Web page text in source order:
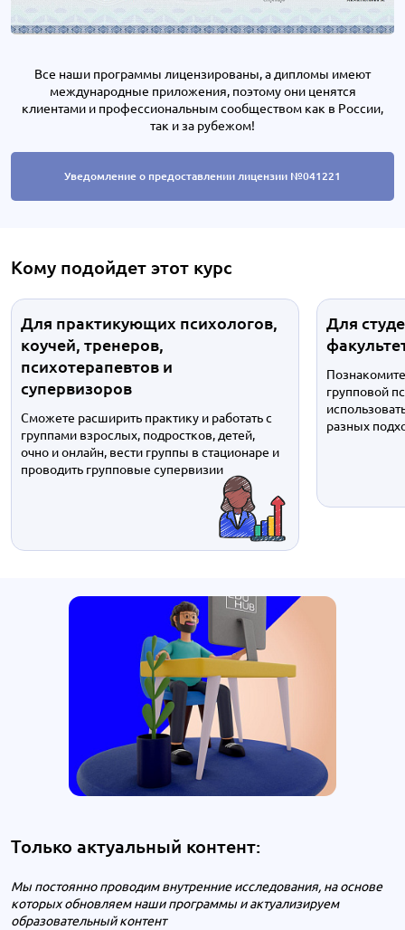
Все наши программы лицензированы, а дипломы имеют
международные приложения, поэтому они ценятся
клиентами и профессиональным сообществом как в России,
так и за рубежом!
Уведомление о предоставлении лицензии №041221
Кому подойдет этот курс
Для практикующих психологов,
коучей, тренеров,
психотерапевтов и
супервизоров
Сможете расширить практику и работать с
группами взрослых, подростков, детей,
очно и онлайн, вести группы в стационаре и
проводить групповые супервизии
Для
групповой
разных
Только актуальный контент:
Мы постоянно проводим внутренние исследования, на основе
которых обновляем наши программы и актуализируем
образовательный контент